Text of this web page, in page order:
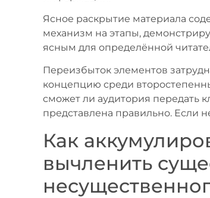
Ясное раскрытие материала
механизм на этапы,
ясным для определённой
Переизбыток элементов
концепцию среди
сможет ли аудитория передать
представлена правильно. Если
Как
вычленить